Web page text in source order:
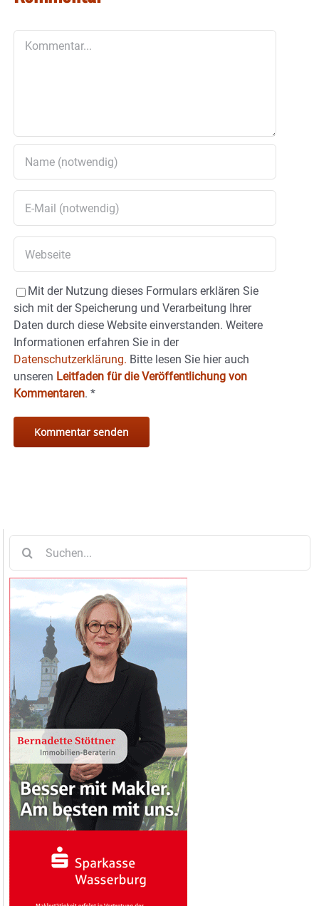
Mit der Nutzung dieses Formulars erklären Sie
sich mit der Speicherung und Verarbeitung Ihrer
Daten durch diese Website einverstanden. Weitere
Informationen erfahren Sie in der
Datenschutzerklärung. Bitte lesen Sie hier auch
unseren Leitfaden für die Veröffentlichung von
Kommentaren. *
nach: